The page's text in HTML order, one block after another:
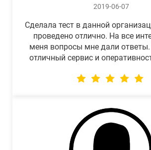
2019-06-07
Сделала тест в данной
проведено отлично. На все
меня вопросы мне дали ответы.
отличный сервис и